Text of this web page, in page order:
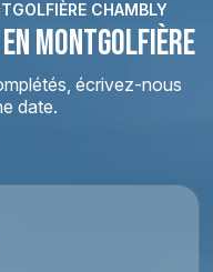
CHAMBLY
MONTGOLFIÈRE
écrivez-nous
date.